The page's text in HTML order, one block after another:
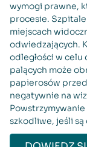
wymogi prawne,
procesie.
miejscach
odwiedzających.
odległości w celu
palących może
papierosów
negatywnie na
szkodliwe, jeśli są